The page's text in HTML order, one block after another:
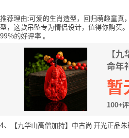
推荐理由:可爱的生肖造型，回归萌趣童真
型，这款吊坠专为情侣设计，值得你购买。
99%的好评率。
【
命年
暂
100+
4、【九华山高僧加持】中古尚 开光正品